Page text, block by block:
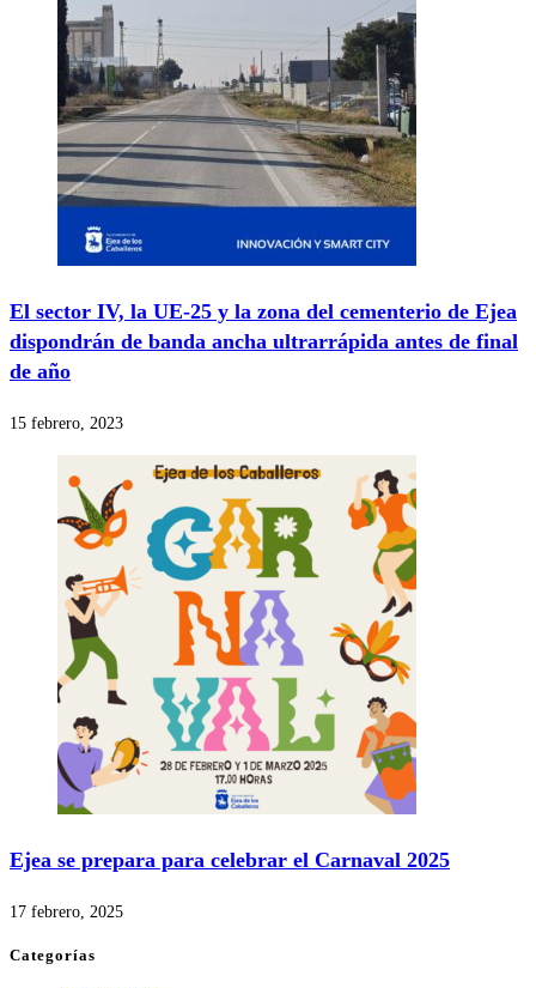
El sector IV, la UE-25 y la zona del cementerio de Ejea
dispondrán de banda ancha ultrarrápida antes de final
de año
15 febrero, 2023
Ejea se prepara para celebrar el Carnaval 2025
17 febrero, 2025
Categorías